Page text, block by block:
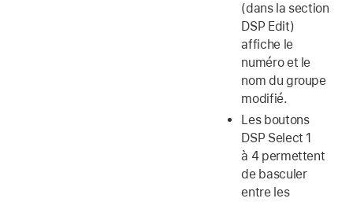
(dans la section
DSP Edit)
affiche le
numéro et le
nom du groupe
modifié.
Les boutons
DSP Select 1
à 4 permettent
de basculer
entre les